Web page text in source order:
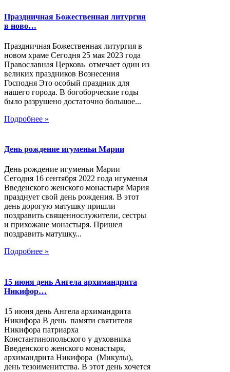
Праздничная Божественная литургия
в ново…
Праздничная Божественная литургия в
новом храме Сегодня 25 мая 2023 года
Православная Церковь отмечает один из
великих праздников Вознесения
Господня Это особый праздник для
нашего города. В богоборческие годы
было разрушено достаточно большое...
Подробнее »
День рождение игуменьи Марии
День рождение игуменьи Марии
Сегодня 16 сентября 2022 года игуменья
Введенского женского монастыря Мария
празднует свой день рождения. В этот
день дорогую матушку пришли
поздравить священнослужители, сестры
и прихожане монастыря. Пришел
поздравить матушку...
Подробнее »
15 июня день Ангела архимандрита
Никифор…
15 июня день Ангела архимандрита
Никифора В день памяти святителя
Никифора патриарха
Константинопольского у духовника
Введенского женского монастыря,
архимандрита Никифора (Микулы),
день тезоименитства. В этот день хочется